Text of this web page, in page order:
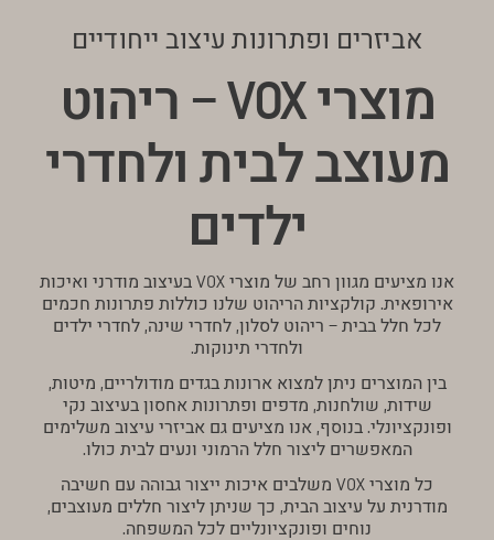
אביזרים ופתרונות עיצוב ייחודיים
מוצרי VOX – ריהוט
מעוצב לבית ולחדרי
ילדים
אנו מציעים מגוון רחב של מוצרי VOX בעיצוב מודרני ואיכות
אירופאית. קולקציות הריהוט שלנו כוללות פתרונות חכמים
לכל חלל בבית – ריהוט לסלון, לחדרי שינה, לחדרי ילדים
ולחדרי תינוקות.
בין המוצרים ניתן למצוא ארונות בגדים מודולריים, מיטות,
שידות, שולחנות, מדפים ופתרונות אחסון בעיצוב נקי
ופונקציונלי. בנוסף, אנו מציעים גם אביזרי עיצוב משלימים
המאפשרים ליצור חלל הרמוני ונעים לבית כולו.
כל מוצרי VOX משלבים איכות ייצור גבוהה עם חשיבה
מודרנית על עיצוב הבית, כך שניתן ליצור חללים מעוצבים,
נוחים ופונקציונליים לכל המשפחה.